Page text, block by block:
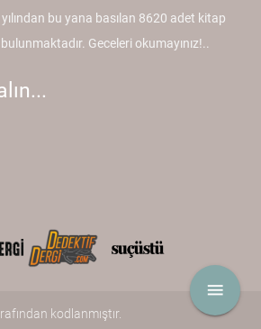
menu
bu yana basılan 8620 adet kitap
Geceleri okumayınız!..
kodlanmıştır.